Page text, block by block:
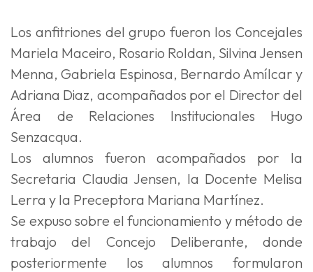
Los anfitriones del grupo fueron los Concejales
Mariela Maceiro, Rosario Roldan, Silvina Jensen
Menna, Gabriela Espinosa, Bernardo Amílcar y
Adriana Diaz, acompañados por el Director del
Área de Relaciones Institucionales Hugo
Senzacqua.
Los alumnos fueron acompañados por la
Secretaria Claudia Jensen, la Docente Melisa
Lerra y la Preceptora Mariana Martínez.
Se expuso sobre el funcionamiento y método de
trabajo del Concejo Deliberante, donde
posteriormente los alumnos formularon